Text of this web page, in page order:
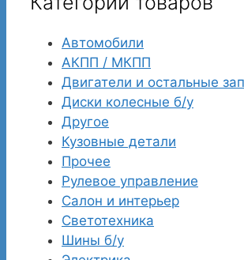
Автомобили
АКПП / МКПП
Двигатели и остальные
Диски колесные б/у
Другое
Кузовные детали
Прочее
Рулевое управление
Салон и интерьер
Светотехника
Шины б/у